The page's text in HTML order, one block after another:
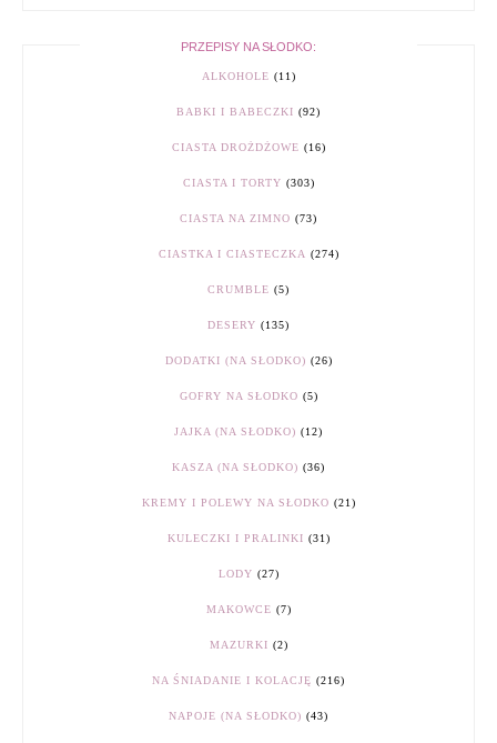
PRZEPISY NA SŁODKO:
ALKOHOLE (11)
BABKI I BABECZKI (92)
CIASTA DROŻDŻOWE (16)
CIASTA I TORTY (303)
CIASTA NA ZIMNO (73)
CIASTKA I CIASTECZKA (274)
CRUMBLE (5)
DESERY (135)
DODATKI (NA SŁODKO) (26)
GOFRY NA SŁODKO (5)
JAJKA (NA SŁODKO) (12)
KASZA (NA SŁODKO) (36)
KREMY I POLEWY NA SŁODKO (21)
KULECZKI I PRALINKI (31)
LODY (27)
MAKOWCE (7)
MAZURKI (2)
NA ŚNIADANIE I KOLACJĘ (216)
NAPOJE (NA SŁODKO) (43)